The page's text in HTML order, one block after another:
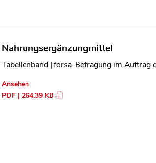
Nahrungsergänzungmittel
Tabellenband | forsa-Befragung im Auftrag
Ansehen
PDF | 264.39 KB